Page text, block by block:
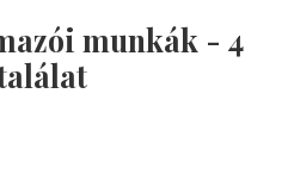
munkák - 4